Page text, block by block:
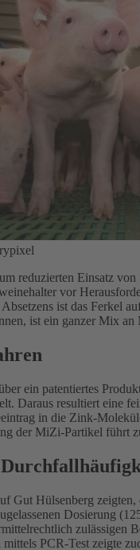
reduzierten Einsatz
vor
Absetzens ist das Ferkel
ist ein ganzer Mix
ein patentiertes
Daraus resultiert eine
in die Zink-
der MiZi-Partikel führt
Gut Hülsenberg
Dosierung
zulässigen
PCR-Test zeigte